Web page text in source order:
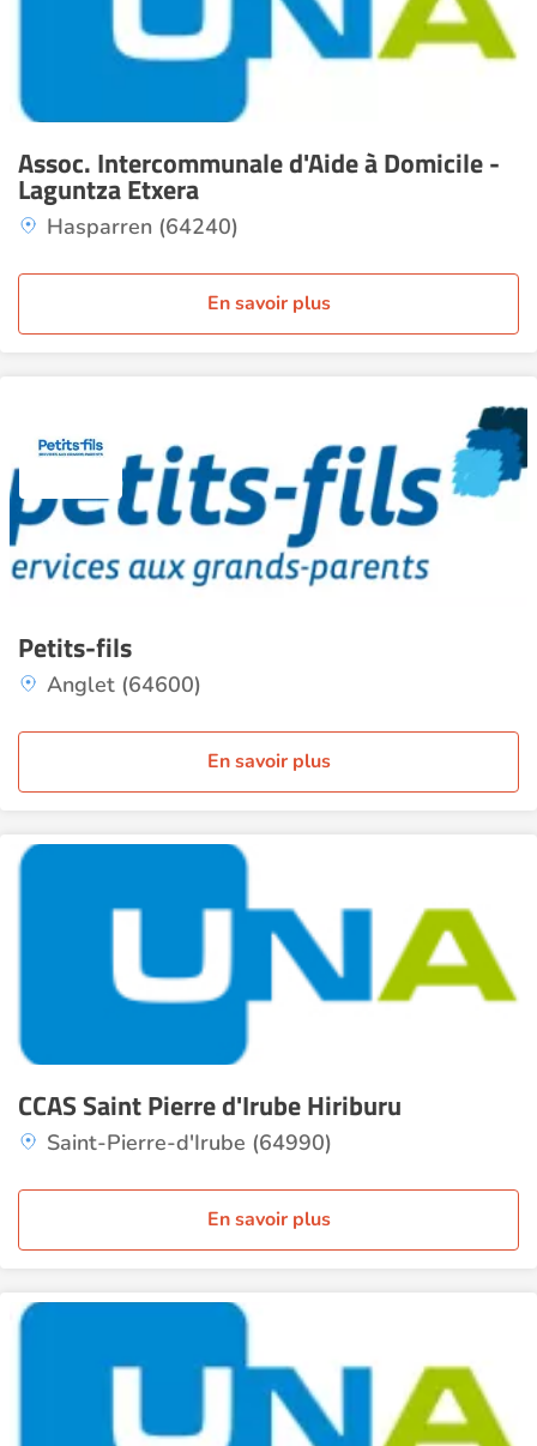
Assoc. Intercommunale d'Aide à Domicile -
Laguntza Etxera
Hasparren (64240)
En savoir plus
Petits-fils
Anglet (64600)
En savoir plus
CCAS Saint Pierre d'Irube Hiriburu
Saint-Pierre-d'Irube (64990)
En savoir plus